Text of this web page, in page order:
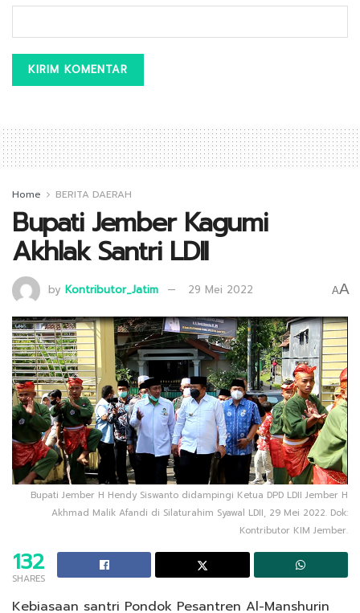
Home BERITA DAERAH
Bupati Jember Kagumi
Akhlak Santri LDII
by Kontributor_Jatim 29 Mei 2022 AA
Bupati Jember H Hendy Siswanto didampingi Ketua DPD LDII Jember H
Akhmad Malik Afandi di Silaturahim Syawal LDII, 29 Mei 2022. Dok:
Kontributor KIM Jember.
132
SHARES
Kebiasaan santri Pondok Pesantren Al-Manshurin